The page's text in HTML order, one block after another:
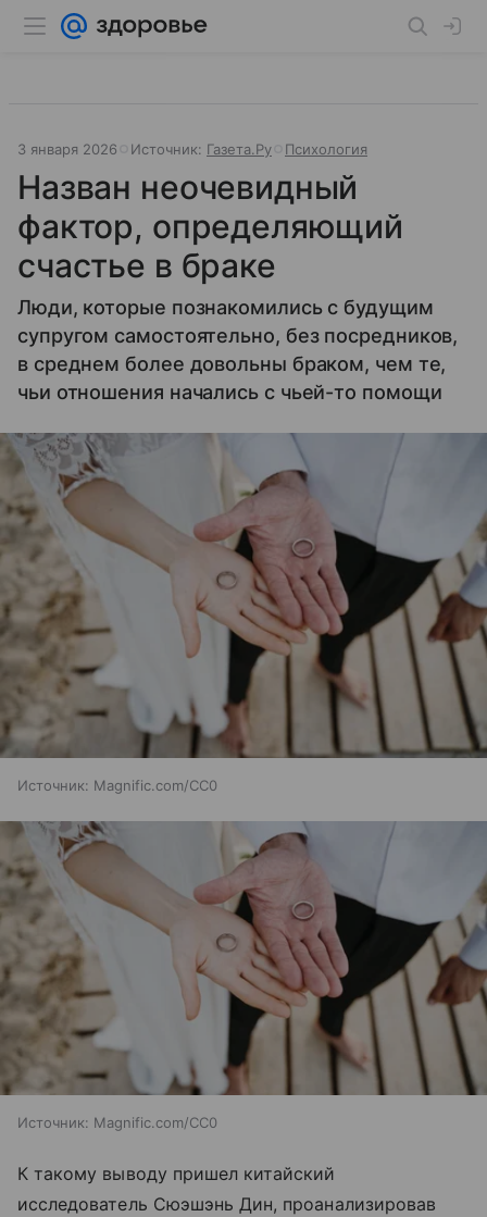
3 января 2026 Источник: Газета.Ру Психология
Назван неочевидный
фактор, определяющий
счастье в браке
Люди, которые познакомились с будущим
супругом самостоятельно, без посредников,
в среднем более довольны браком, чем те,
чьи отношения начались с чьей-то помощи
Источник: Magnific.com/CC0
Источник: Magnific.com/CC0
К такому выводу пришел китайский
исследователь Сюэшэнь Дин, проанализировав